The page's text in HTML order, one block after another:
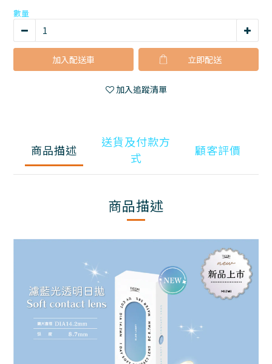
數量
加入配送車 立即購買
加入追蹤清單
商品描述
送貨及付款方
式
顧客評價
商品描述